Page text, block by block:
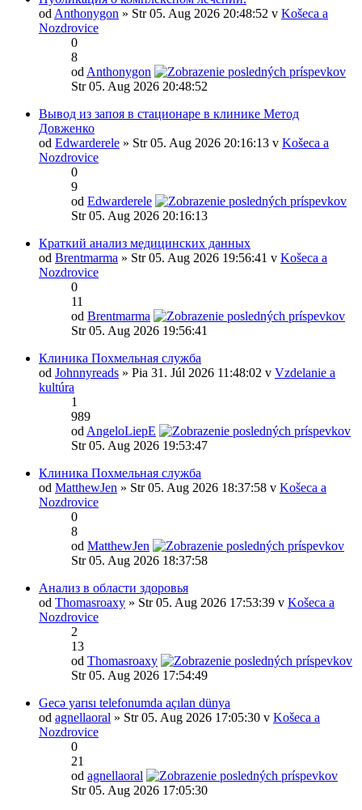
od Anthonygon » Str 05. Aug 2026 20:48:52 v Košeca a
Nozdrovice
0
8
od Anthonygon
Str 05. Aug 2026 20:48:52
Вывод из запоя в стационаре в клинике Метод
Довженко
od Edwarderele » Str 05. Aug 2026 20:16:13 v Košeca a
Nozdrovice
0
9
od Edwarderele
Str 05. Aug 2026 20:16:13
Краткий анализ медицинских данных
od Brentmarma » Str 05. Aug 2026 19:56:41 v Košeca a
Nozdrovice
0
11
od Brentmarma
Str 05. Aug 2026 19:56:41
Клиника Похмельная служба
od Johnnyreads » Pia 31. Júl 2026 11:48:02 v Vzdelanie a
kultúra
1
989
od AngeloLiepE
Str 05. Aug 2026 19:53:47
Клиника Похмельная служба
od MatthewJen » Str 05. Aug 2026 18:37:58 v Košeca a
Nozdrovice
0
8
od MatthewJen
Str 05. Aug 2026 18:37:58
Анализ в области здоровья
od Thomasroaxy » Str 05. Aug 2026 17:53:39 v Košeca a
Nozdrovice
2
13
od Thomasroaxy
Str 05. Aug 2026 17:54:49
Gecə yarısı telefonumda açılan dünya
od agnellaoral » Str 05. Aug 2026 17:05:30 v Košeca a
Nozdrovice
0
21
od agnellaoral
Str 05. Aug 2026 17:05:30